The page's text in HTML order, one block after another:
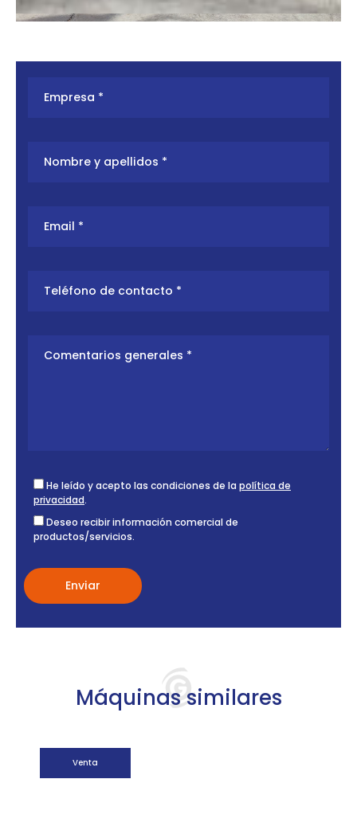
He leído y acepto las condiciones de la política de
privacidad.
Deseo recibir información comercial de
productos/servicios.
Máquinas similares
Venta